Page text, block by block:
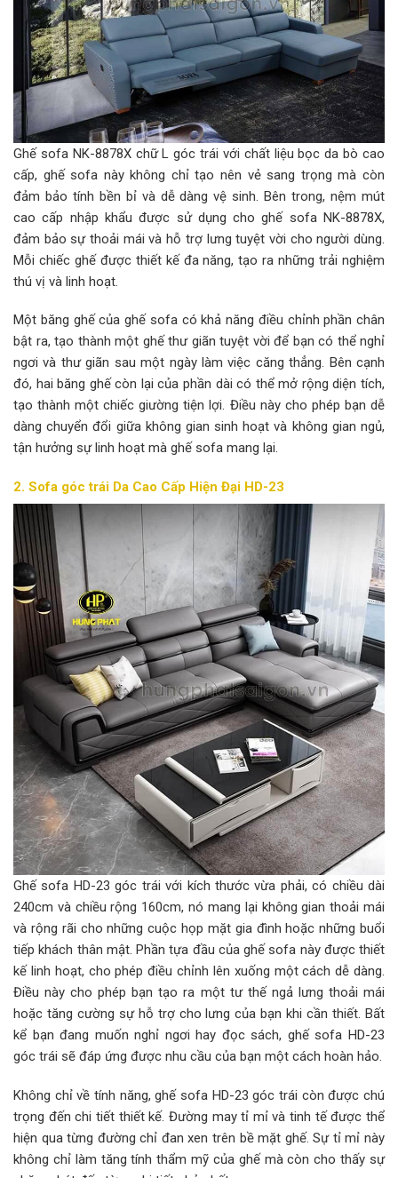
Ghế sofa NK-8878X chữ L góc trái với chất liệu bọc da bò cao
cấp, ghế sofa này không chỉ tạo nên vẻ sang trọng mà còn
đảm bảo tính bền bỉ và dễ dàng vệ sinh. Bên trong, nệm mút
cao cấp nhập khẩu được sử dụng cho ghế sofa NK-8878X,
đảm bảo sự thoải mái và hỗ trợ lưng tuyệt vời cho người dùng.
Mỗi chiếc ghế được thiết kế đa năng, tạo ra những trải nghiệm
thú vị và linh hoạt.
Một băng ghế của ghế sofa có khả năng điều chỉnh phần chân
bật ra, tạo thành một ghế thư giãn tuyệt vời để bạn có thể nghỉ
ngơi và thư giãn sau một ngày làm việc căng thẳng. Bên cạnh
đó, hai băng ghế còn lại của phần dài có thể mở rộng diện tích,
tạo thành một chiếc giường tiện lợi. Điều này cho phép bạn dễ
dàng chuyển đổi giữa không gian sinh hoạt và không gian ngủ,
tận hưởng sự linh hoạt mà ghế sofa mang lại.
2. Sofa góc trái Da Cao Cấp Hiện Đại HD-23
Ghế sofa HD-23 góc trái với kích thước vừa phải, có chiều dài
240cm và chiều rộng 160cm, nó mang lại không gian thoải mái
và rộng rãi cho những cuộc họp mặt gia đình hoặc những buổi
tiếp khách thân mật. Phần tựa đầu của ghế sofa này được thiết
kế linh hoạt, cho phép điều chỉnh lên xuống một cách dễ dàng.
Điều này cho phép bạn tạo ra một tư thế ngả lưng thoải mái
hoặc tăng cường sự hỗ trợ cho lưng của bạn khi cần thiết. Bất
kể bạn đang muốn nghỉ ngơi hay đọc sách, ghế sofa HD-23
góc trái sẽ đáp ứng được nhu cầu của bạn một cách hoàn hảo.
Không chỉ về tính năng, ghế sofa HD-23 góc trái còn được chú
trọng đến chi tiết thiết kế. Đường may tỉ mỉ và tinh tế được thể
hiện qua từng đường chỉ đan xen trên bề mặt ghế. Sự tỉ mỉ này
không chỉ làm tăng tính thẩm mỹ của ghế mà còn cho thấy sự